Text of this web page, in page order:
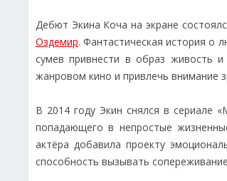
Дебют Экина Коча на экране
Оздемир. Фантастическая история о
сумев привнести в образ живость
жанровом кино и привлечь внимание
В 2014 году Экин снялся в сериале
попадающего в непростые
актёра добавила проекту
способность вызывать